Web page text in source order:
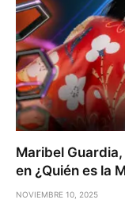
Maribel
en ¿Quién es la
NOVIEMBRE 10, 2025